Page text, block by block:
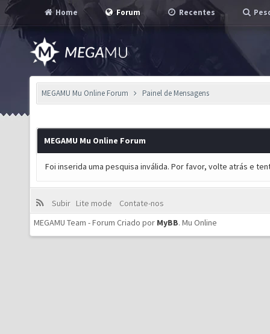
Home Forum Recentes
MEGAMU Mu Online Forum Painel de Mensagens
MEGAMU Mu Online Forum
Foi inserida uma pesquisa inválida. Por favor, volte atrás e
Subir Lite mode
Contate-nos
MEGAMU Team - Forum Criado por MyBB. Mu Online